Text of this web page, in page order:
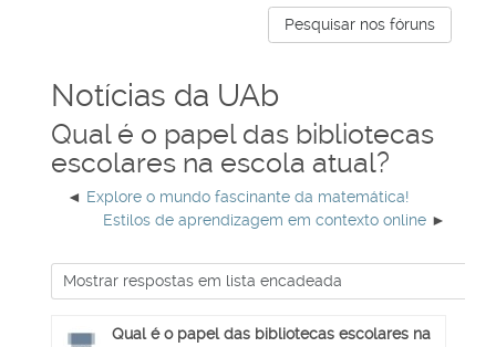
Pesquisar nos fóruns
Notícias da UAb
Qual é o papel das bibliotecas
escolares na escola atual?
Explore o mundo fascinante da matemática!
Estilos de aprendizagem em contexto online
Qual é o papel das bibliotecas escolares na